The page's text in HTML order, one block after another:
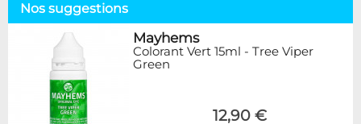
Nos suggestions
Mayhems
Colorant Vert 15ml - Tree Viper
Green
12,90 €